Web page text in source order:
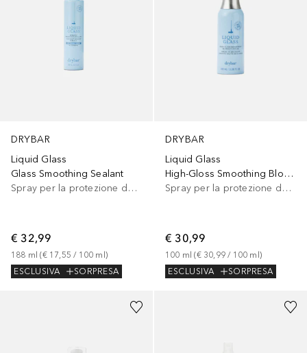
DRYBAR
Liquid Glass
Glass Smoothing Sealant
Spray per la protezione del calore
€ 32,99
188 ml (€ 17,55 / 100 ml)
ESCLUSIVA
SORPRESA
DRYBAR
Liquid Glass
High-Gloss Smoothing Blowout Cream
Spray per la protezione del calore
€ 30,99
100 ml (€ 30,99 / 100 ml)
ESCLUSIVA
SORPRESA